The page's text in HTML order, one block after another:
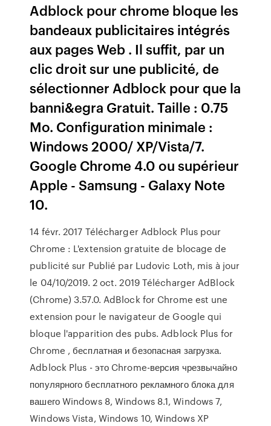
Adblock pour chrome bloque les
bandeaux publicitaires intégrés
aux pages Web . Il suffit, par un
clic droit sur une publicité, de
sélectionner Adblock pour que la
banni&egra Gratuit. Taille : 0.75
Mo. Configuration minimale :
Windows 2000/ XP/Vista/7.
Google Chrome 4.0 ou supérieur
Apple - Samsung - Galaxy Note
10.
14 févr. 2017 Télécharger Adblock Plus pour
Chrome : L'extension gratuite de blocage de
publicité sur Publié par Ludovic Loth, mis à jour
le 04/10/2019. 2 oct. 2019 Télécharger AdBlock
(Chrome) 3.57.0. AdBlock for Chrome est une
extension pour le navigateur de Google qui
bloque l'apparition des pubs. Adblock Plus for
Chrome , бесплатная и безопасная загрузка.
Adblock Plus - это Chrome-версия чрезвычайно
популярного бесплатного рекламного блока для
вашего Windows 8, Windows 8.1, Windows 7,
Windows Vista, Windows 10, Windows XP